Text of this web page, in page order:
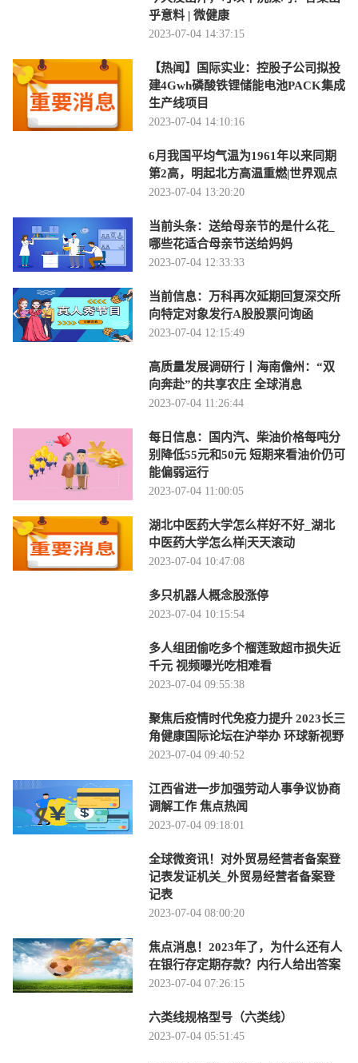
乎意料 | 微健康
2023-07-04 14:37:15
【热闻】国际实业：控股子公司拟投
建4Gwh磷酸铁锂储能电池PACK集成
生产线项目
2023-07-04 14:10:16
6月我国平均气温为1961年以来同期
第2高，明起北方高温重燃|世界观点
2023-07-04 13:20:20
当前头条：送给母亲节的是什么花_
哪些花适合母亲节送给妈妈
2023-07-04 12:33:33
当前信息：万科再次延期回复深交所
向特定对象发行A股股票问询函
2023-07-04 12:15:49
高质量发展调研行丨海南儋州：“双
向奔赴”的共享农庄 全球消息
2023-07-04 11:26:44
每日信息：国内汽、柴油价格每吨分
别降低55元和50元 短期来看油价仍可
能偏弱运行
2023-07-04 11:00:05
湖北中医药大学怎么样好不好_湖北
中医药大学怎么样|天天滚动
2023-07-04 10:47:08
多只机器人概念股涨停
2023-07-04 10:15:54
多人组团偷吃多个榴莲致超市损失近
千元 视频曝光吃相难看
2023-07-04 09:55:38
聚焦后疫情时代免疫力提升 2023长三
角健康国际论坛在沪举办 环球新视野
2023-07-04 09:40:52
江西省进一步加强劳动人事争议协商
调解工作 焦点热闻
2023-07-04 09:18:01
全球微资讯！对外贸易经营者备案登
记表发证机关_外贸易经营者备案登
记表
2023-07-04 08:00:20
焦点消息！2023年了，为什么还有人
在银行存定期存款？内行人给出答案
2023-07-04 07:26:15
六类线规格型号（六类线）
2023-07-04 05:51:45